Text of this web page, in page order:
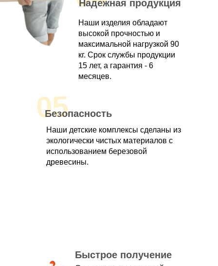
Наши изделия обладают
высокой прочностью и
максимальной нагрузкой 90
кг. Срок службы продукции
15 лет, а гарантия - 6
месяцев.
Надежная продукция
Наши детские комплексы сделаны из
экологически чистых материалов с
использованием березовой
древесины.
05
Безопасность
Быстрое получение